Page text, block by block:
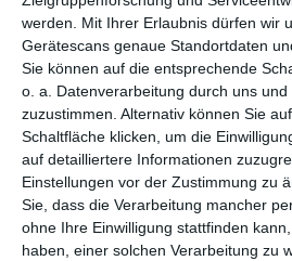
werden. Mit Ihrer Erlaubnis dürfen wir
Gerätescans genaue Standortdaten
Sie können auf die entsprechende
o. a. Datenverarbeitung durch uns
zuzustimmen. Alternativ können Sie
Schaltfläche klicken, um die
auf detailliertere Informationen
Einstellungen vor der Zustimmung zu
Sie, dass die Verarbeitung mancher
ohne Ihre Einwilligung stattfinden
haben, einer solchen Verarbeitung zu
groß, als
Comic-
als
auf die
würden.
Asterix
sich
Und das